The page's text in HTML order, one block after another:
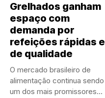
Grelhados ganham
espaço com
demanda por
refeições rápidas e
de qualidade
O mercado brasileiro de
alimentação continua sendo
um dos mais promissores